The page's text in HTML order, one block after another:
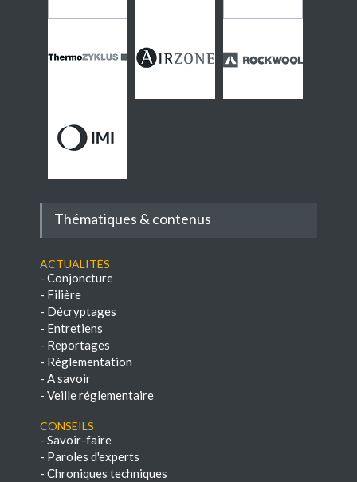
Thématiques & contenus
Actualités
- Conjoncture
- Filière
- Décryptages
- Entretiens
- Reportages
- Réglementation
- A savoir
- Veille réglementaire
Conseils
- Savoir-faire
- Paroles d'experts
- Chroniques techniques